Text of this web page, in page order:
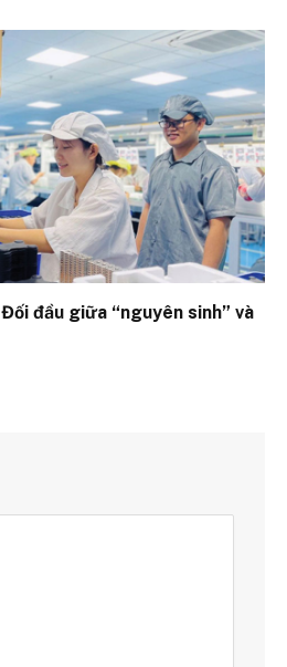
Đối đầu giữa “nguyên sinh” và